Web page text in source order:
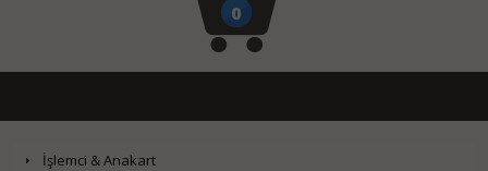
0
İşlemci & Anakart